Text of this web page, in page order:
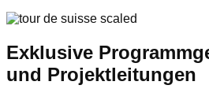
Exklusive
und Projektleitungen